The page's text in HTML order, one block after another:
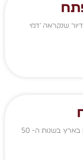
שנקראה ‘דמי
דיור מוגן בדמי מפתח הינו מושג שהתפתח בארץ בשנות ה- 50